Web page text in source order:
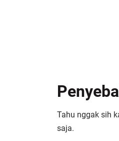
Tahu nggak sih
saja.